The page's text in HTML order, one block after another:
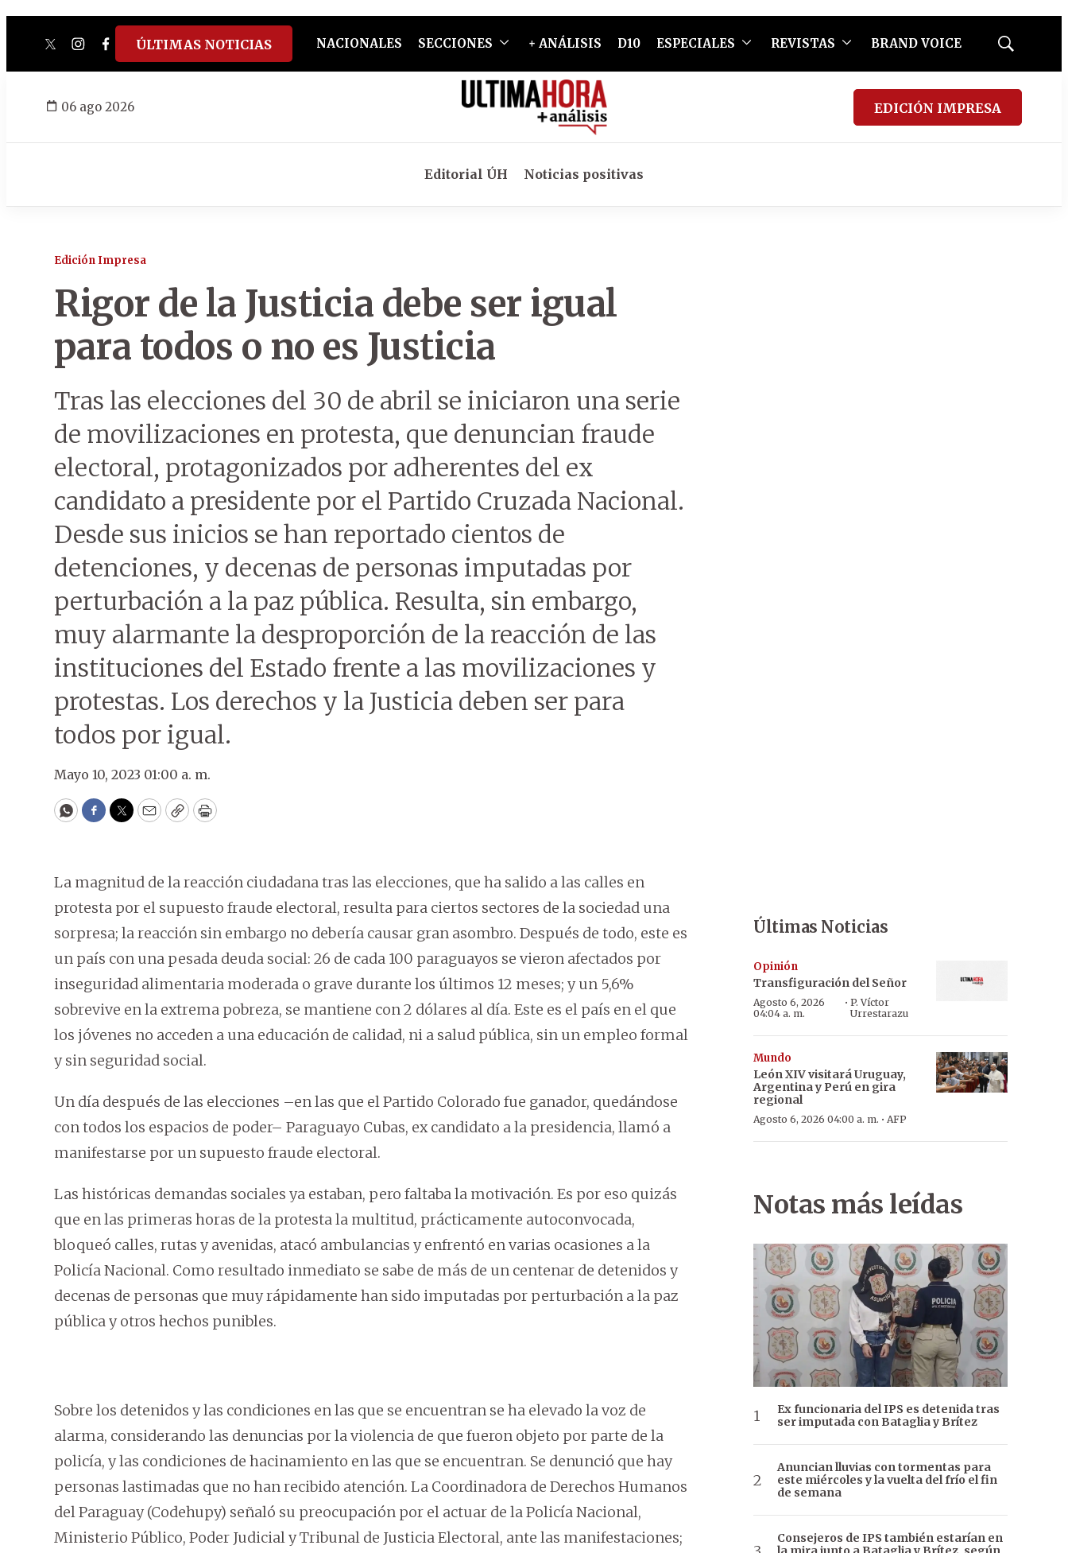
twitterinstagram
facebook
tiktokyoutube
spotify
ÚLTIMAS NOTICIAS NACIONALES SECCIONES + ANÁLISIS D10 ESPECIALES REVISTAS BRAND VOICE
Mostrar
06 ago 2026 EDICIÓN IMPRESA
Editorial ÚH Noticias positivas
Edición Impresa
Rigor de la Justicia debe ser igual
para todos o no es Justicia
Tras las elecciones del 30 de abril se iniciaron una serie
de movilizaciones en protesta, que denuncian fraude
electoral, protagonizados por adherentes del ex
candidato a presidente por el Partido Cruzada Nacional.
Desde sus inicios se han reportado cientos de
detenciones, y decenas de personas imputadas por
perturbación a la paz pública. Resulta, sin embargo,
muy alarmante la desproporción de la reacción de las
instituciones del Estado frente a las movilizaciones y
protestas. Los derechos y la Justicia deben ser para
todos por igual.
Mayo 10, 2023 01:00 a. m.
WhatsApp
Facebook
Twitter
EmailCopyPrint
La magnitud de la reacción ciudadana tras las elecciones, que ha salido a las calles en
protesta por el supuesto fraude electoral, resulta para ciertos sectores de la sociedad una
sorpresa; la reacción sin embargo no debería causar gran asombro. Después de todo, este es
un país con una pesada deuda social: 26 de cada 100 paraguayos se vieron afectados por
inseguridad alimentaria moderada o grave durante los últimos 12 meses; y un 5,6%
sobrevive en la extrema pobreza, se mantiene con 2 dólares al día. Este es el país en el que
los jóvenes no acceden a una educación de calidad, ni a salud pública, sin un empleo formal
y sin seguridad social.
Un día después de las elecciones –en las que el Partido Colorado fue ganador, quedándose
con todos los espacios de poder– Paraguayo Cubas, ex candidato a la presidencia, llamó a
manifestarse por un supuesto fraude electoral.
Las históricas demandas sociales ya estaban, pero faltaba la motivación. Es por eso quizás
que en las primeras horas de la protesta la multitud, prácticamente autoconvocada,
bloqueó calles, rutas y avenidas, atacó ambulancias y enfrentó en varias ocasiones a la
Policía Nacional. Como resultado inmediato se sabe de más de un centenar de detenidos y
decenas de personas que muy rápidamente han sido imputadas por perturbación a la paz
pública y otros hechos punibles.
Sobre los detenidos y las condiciones en las que se encuentran se ha elevado la voz de
alarma, considerando las denuncias por la violencia de que fueron objeto por parte de la
policía, y las condiciones de hacinamiento en las que se encuentran. Se denunció que hay
personas lastimadas que no han recibido atención. La Coordinadora de Derechos Humanos
del Paraguay (Codehupy) señaló su preocupación por el actuar de la Policía Nacional,
Ministerio Público, Poder Judicial y Tribunal de Justicia Electoral, ante las manifestaciones;
Últimas Noticias
Opinión
Transfiguración del Señor
Agosto 6, 2026
04:04 a. m.
· P. Víctor
Urrestarazu
Mundo
León XIV visitará Uruguay,
Argentina y Perú en gira
regional
Agosto 6, 2026 04:00 a. m. · AFP
Notas más leídas
Ex funcionaria del IPS es detenida tras
ser imputada con Bataglia y Brítez
Anuncian lluvias con tormentas para
este miércoles y la vuelta del frío el fin
de semana
Consejeros de IPS también estarían en